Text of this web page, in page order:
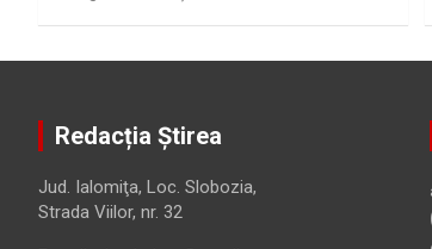
Redacția Știrea
Jud. Ialomiţa, Loc. Slobozia,
Strada Viilor, nr. 32